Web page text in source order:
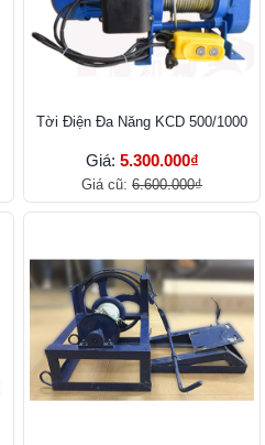
Tời Điện Đa Năng KCD 500/1000
Giá: 5.300.000₫
Giá cũ: 6.600.000₫